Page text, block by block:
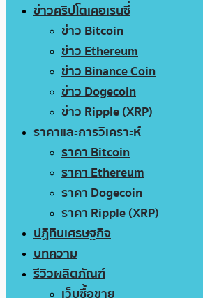
ข่าวคริปโตเคอเรนซี่
ข่าว Bitcoin
ข่าว Ethereum
ข่าว Binance Coin
ข่าว Dogecoin
ข่าว Ripple (XRP)
ราคาและการวิเคราะห์
ราคา Bitcoin
ราคา Ethereum
ราคา Dogecoin
ราคา Ripple (XRP)
ปฏิทินเศรษฐกิจ
บทความ
รีวิวผลิตภัณฑ์